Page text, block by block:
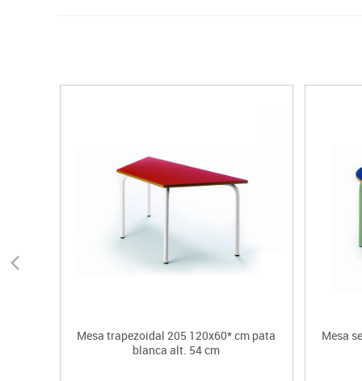
Mesa trapezoidal 205 120x60* cm pata
blanca alt. 54 cm
Mesa